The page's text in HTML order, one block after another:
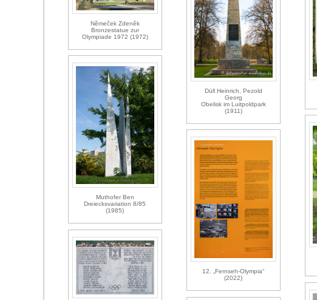
Němeček Zdeněk
Bronzestatue zur
Olympiade 1972 (1972)
Düll Heinrich, Pezold
Georg
Obelisk im Luitpoldpark
(1911)
Muthofer Ben
Dreiecksvariation 8/85
(1985)
12. „Fernseh-Olympia“
(2022)